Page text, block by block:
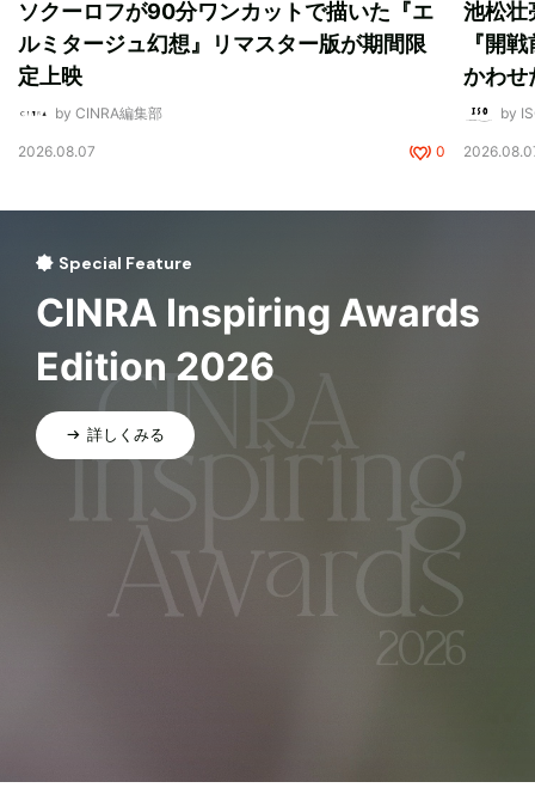
ソクーロフが90分ワンカットで描いた『エ
ルミタージュ幻想』リマスター版が期間限
定上映
by CINRA編集部
2026.08.07 0
池松壮
『開
かわせ
by
Special Feature
CINRA Inspiring Awards
Edition 2026
詳しくみる